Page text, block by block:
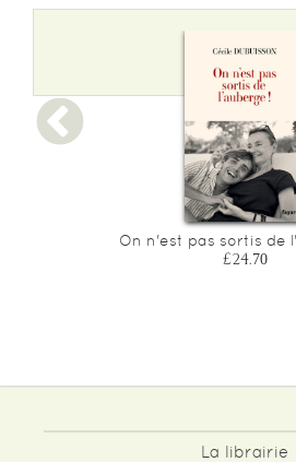
On n'est pas sortis de
£24.70
La librairie